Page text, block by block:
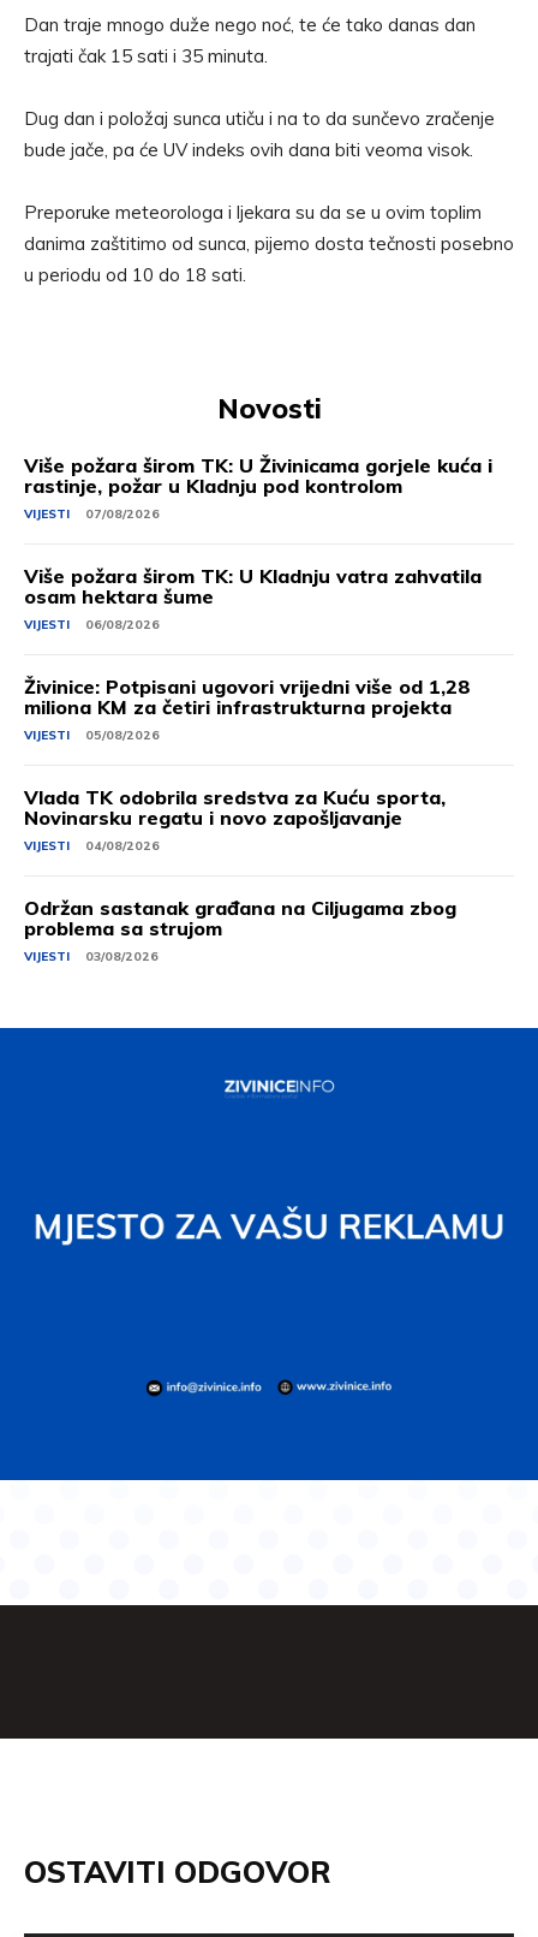
Dan traje mnogo duže nego noć, te će tako danas dan
trajati čak 15 sati i 35 minuta.
Dug dan i položaj sunca utiču i na to da sunčevo zračenje
bude jače, pa će UV indeks ovih dana biti veoma visok.
Preporuke meteorologa i ljekara su da se u ovim toplim
danima zaštitimo od sunca, pijemo dosta tečnosti posebno
u periodu od 10 do 18 sati.
Novosti
Više požara širom TK: U Živinicama gorjele kuća i
rastinje, požar u Kladnju pod kontrolom
VIJESTI 07/08/2026
Više požara širom TK: U Kladnju vatra zahvatila
osam hektara šume
VIJESTI 06/08/2026
Živinice: Potpisani ugovori vrijedni više od 1,28
miliona KM za četiri infrastrukturna projekta
VIJESTI 05/08/2026
Vlada TK odobrila sredstva za Kuću sporta,
Novinarsku regatu i novo zapošljavanje
VIJESTI 04/08/2026
Održan sastanak građana na Ciljugama zbog
problema sa strujom
VIJESTI 03/08/2026
OSTAVITI ODGOVOR